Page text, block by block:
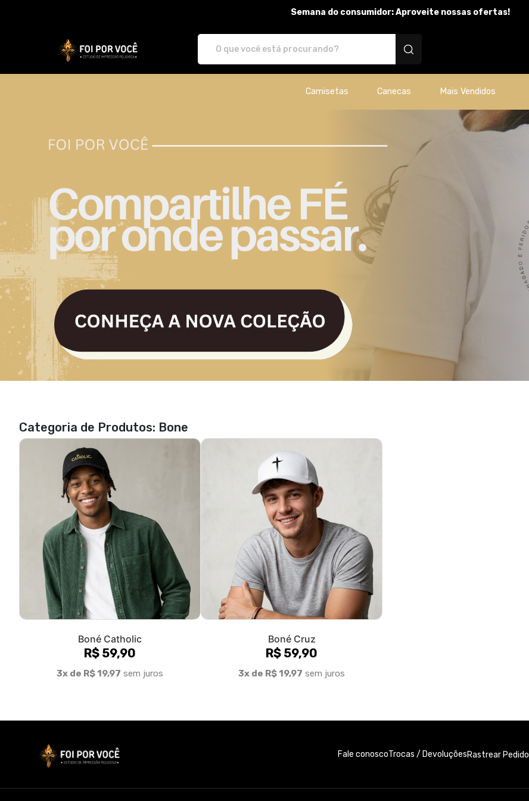
Semana do consumidor: Aproveite nossas ofertas!
Camisetas Canecas Mais Vendidos
Categoria de Produtos: Bone
Boné Catholic
R$ 59,90
3x de R$ 19,97 sem juros
Boné Cruz
R$ 59,90
3x de R$ 19,97 sem juros
Fale conoscoTrocas / DevoluçõesRastrear Pedido